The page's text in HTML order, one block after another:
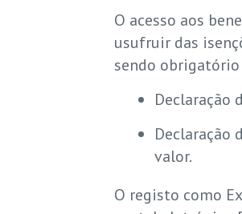
O acesso aos
usufruir das
sendo obrigatório
Declaração
Declaração
valor.
O registo como